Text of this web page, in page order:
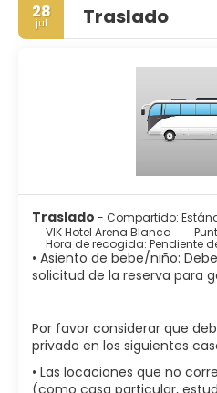
28
jul Traslado
Traslado - Compartido:
VIK Hotel Arena Blanca
Hora de recogida: Pendiente
• Asiento de bebe/niño:
solicitud de la reserva para
Por favor considerar que
privado en los siguientes
• Las locaciones que no
(como casa particular,